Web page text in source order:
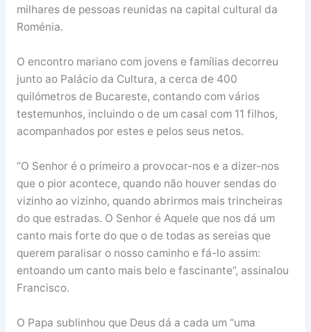
milhares de pessoas reunidas na capital cultural da
Roménia.
O encontro mariano com jovens e famílias decorreu
junto ao Palácio da Cultura, a cerca de 400
quilómetros de Bucareste, contando com vários
testemunhos, incluindo o de um casal com 11 filhos,
acompanhados por estes e pelos seus netos.
“O Senhor é o primeiro a provocar-nos e a dizer-nos
que o pior acontece, quando não houver sendas do
vizinho ao vizinho, quando abrirmos mais trincheiras
do que estradas. O Senhor é Aquele que nos dá um
canto mais forte do que o de todas as sereias que
querem paralisar o nosso caminho e fá-lo assim:
entoando um canto mais belo e fascinante”, assinalou
Francisco.
O Papa sublinhou que Deus dá a cada um “uma